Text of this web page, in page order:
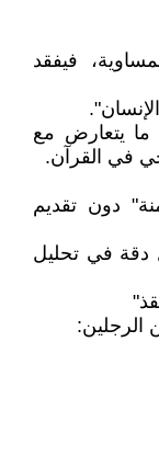
فيفقد
ما يتعارض مع
في القرآن.
دون تقديم
دقة في تحليل
الرجلين: